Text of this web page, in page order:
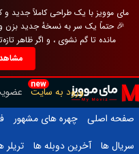
مای موویز با یک طراحی کاملاً جدید و
🎉 حتماً یک سر به نسخهٔ جدید بزن
مانده تا گم نشوی ، و اگر ظاهر
new
ورود به سایت
صفحه اصلی
چهره های مشهور
سریال ها
آخرین دوبله ها